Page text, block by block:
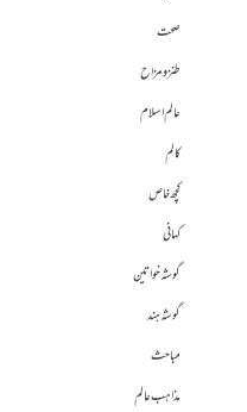
صحت
طنز و مزاح
عالم اسلام
کالم
کچھ خاص
کہانی
گوشہ خواتین
گوشہ ہند
مباحث
مذاہب عالم